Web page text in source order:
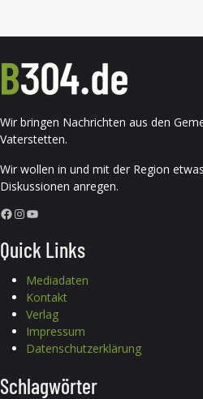
Wir bringen Nachrichten aus den
Vaterstetten.
Wir wollen in und mit der Region
Diskussionen anregen.
Facebook InstagramYouTube
Quick Links
Mediadaten
Kontakt
Verlag
Impressum
Datenschutzerklärung
Schlagwörter